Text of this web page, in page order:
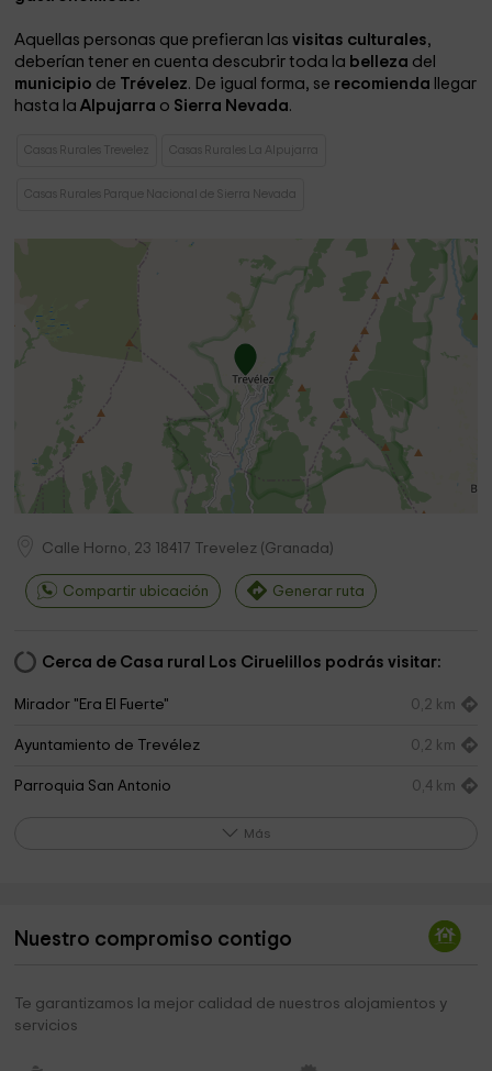
Aquellas personas que prefieran lasvisitas culturales,
deberían tener en cuenta descubrir toda la belleza del
municipio de Trévelez. De igual forma, se recomienda
llegar
hasta laAlpujarra o Sierra Nevada.
Casas Rurales Trevelez Casas Rurales La Alpujarra
Casas Rurales Parque Nacional de Sierra Nevada
Calle Horno, 23 18417 Trevelez (Granada)
Compartir ubicación Generar ruta
Cerca de Casa rural Los Ciruelillos podrás visitar:
Mirador "Era El Fuerte" 0,2 km
Ayuntamiento de Trevélez 0,2 km
Parroquia San Antonio 0,4 km
Cementerio Municipal De Trevélez
Iglesia Parroquial de San Juan Bautista 7,6 km
Ayuntamiento de Pórtugos
Más
Nuestro compromiso contigo
Te garantizamos la mejor calidad de nuestros alojamientos y
servicios